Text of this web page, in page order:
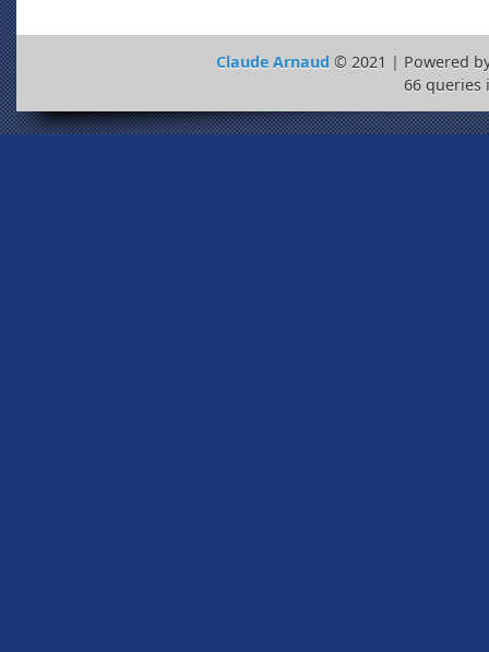
Claude Arnaud © 2021 | Powered
66 queries